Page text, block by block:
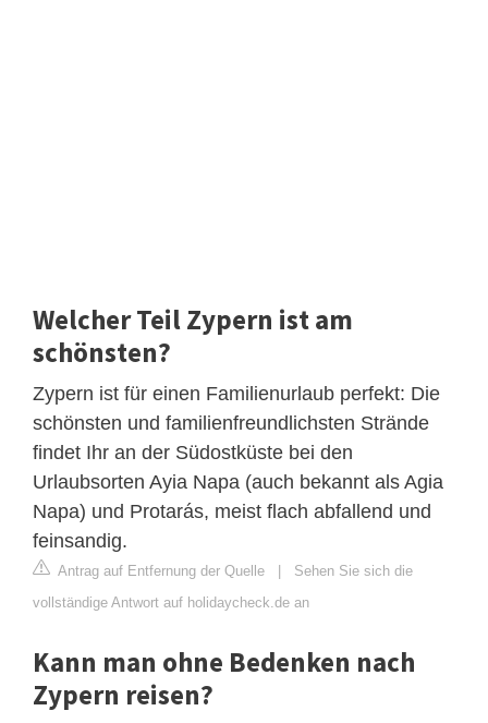
Welcher Teil Zypern ist am
schönsten?
Zypern ist für einen Familienurlaub perfekt: Die
schönsten und familienfreundlichsten Strände
findet Ihr an der Südostküste bei den
Urlaubsorten Ayia Napa (auch bekannt als Agia
Napa) und Protarás, meist flach abfallend und
feinsandig.
Antrag auf Entfernung der Quelle | Sehen Sie sich die
vollständige Antwort auf holidaycheck.de an
Kann man ohne Bedenken nach
Zypern reisen?